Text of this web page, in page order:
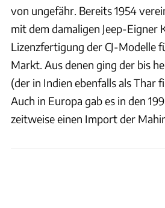
von ungefähr. Bereits 1954
mit dem damaligen Jeep-Eigner
Lizenzfertigung der CJ-Modelle
Markt. Aus denen ging der bis
(der in Indien ebenfalls als Thar
Auch in Europa gab es in den
zeitweise einen Import der